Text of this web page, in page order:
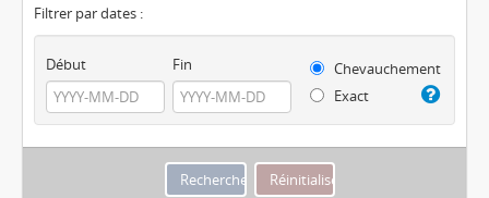
Filtrer par dates :
Début Fin
Chevauchement
Exact